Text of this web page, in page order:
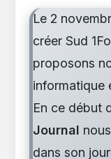
publication :
Le 2
créer Sud
proposons
informatique
En ce début
Journal
dans son